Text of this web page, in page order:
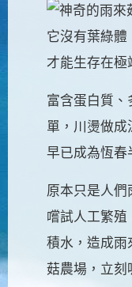
它沒有葉綠
才能生存在極
富含蛋白質
單，川燙做成
早已成為恆春
原本只是人
嚐試人工繁
積水，造成雨
菇農場，立刻